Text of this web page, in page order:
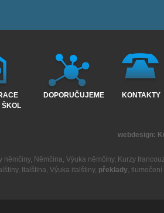
ŠKOL
DOPORUČUJEME KONTAKTY
webdesign:
němčiny, Němčina, Výuka němčiny, Kurzy
, Italština, Výuka italštiny, překlady, tlumočení